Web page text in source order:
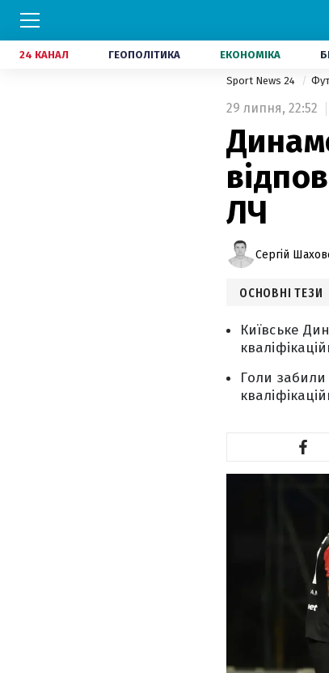
24 КАНАЛ ГЕОПОЛІТИКА ЕКОНОМІКА
Sport News 24
29 липня, 22:52
ЛЧ
Сергій
ОСНОВНІ ТЕЗИ
Київське
Голи